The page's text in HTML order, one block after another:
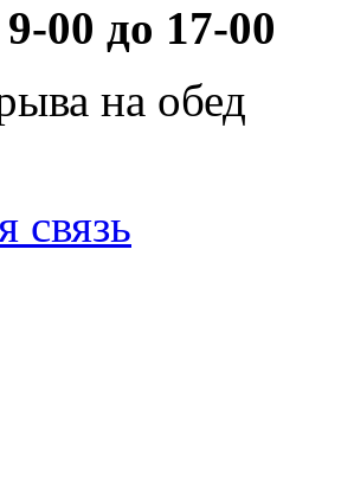
00 до 17-00
на обед
связь